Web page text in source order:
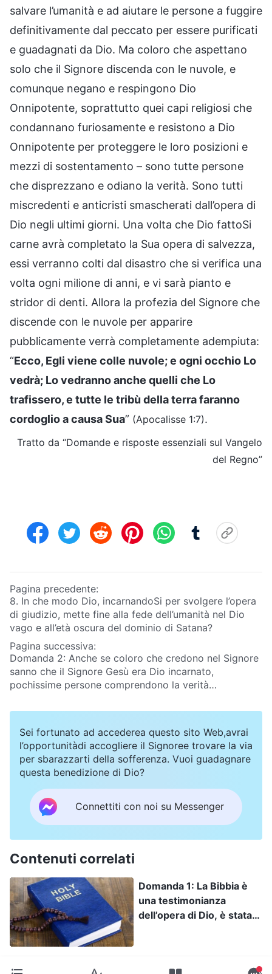
salvare l’umanità e ad aiutare le persone a fuggire
definitivamente dal peccato per essere purificati
e guadagnati da Dio. Ma coloro che aspettano
solo che il Signore discenda con le nuvole, e
comunque negano e respingono Dio
Onnipotente, soprattutto quei capi religiosi che
condannano furiosamente e resistono a Dio
Onnipotente per proteggere le loro posizioni e
mezzi di sostentamento – sono tutte persone
che disprezzano e odiano la verità. Sono tutti
miscredenti e anticristi smascherati dall’opera di
Dio negli ultimi giorni. Una volta che Dio fattoSi
carne avrà completato la Sua opera di salvezza,
essi verranno colti dal disastro che si verifica una
volta ogni milione di anni, e vi sarà pianto e
stridor di denti. Allora la profezia del Signore che
discende con le nuvole per apparire
pubblicamente verrà completamente adempiuta:
“Ecco, Egli viene colle nuvole; e ogni occhio Lo
vedrà; Lo vedranno anche quelli che Lo
trafissero, e tutte le tribù della terra faranno
cordoglio a causa Sua” (Apocalisse 1:7).
Tratto da “Domande e risposte essenziali sul Vangelo
del Regno”
Pagina precedente:
8. In che modo Dio, incarnandoSi per svolgere l’opera
di giudizio, mette fine alla fede dell’umanità nel Dio
vago e all’età oscura del dominio di Satana?
Pagina successiva:
Domanda 2: Anche se coloro che credono nel Signore
sanno che il Signore Gesù era Dio incarnato,
pochissime persone comprendono la verità
come fece il Signore Gesù, diventando il Figlio
davvero alcun modo di riconoscere il Signore Gesù e
di accogliere il Suo ritorno. Dunque, cos’è realmente
l’incarnazione? Qual è l’essenza dell’incarnazione?
Sei fortunato ad accederea questo sito Web,avrai
l’opportunitàdi accogliere il Signoree trovare la via
per sbarazzarti della sofferenza. Vuoi guadagnare
questa benedizione di Dio?
Connettiti con noi su Messenger
Contenuti correlati
Domanda 1: La Bibbia è
una testimonianza
dell’opera di Dio, è stata